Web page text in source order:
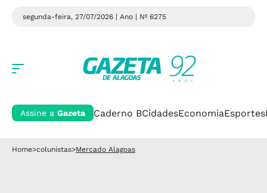
segunda-feira, 27/07/2026 | Ano | Nº 6275
Assine a Gazeta Caderno BCidadesEconomiaEsportes
Home>colunistas>Mercado Alagoas